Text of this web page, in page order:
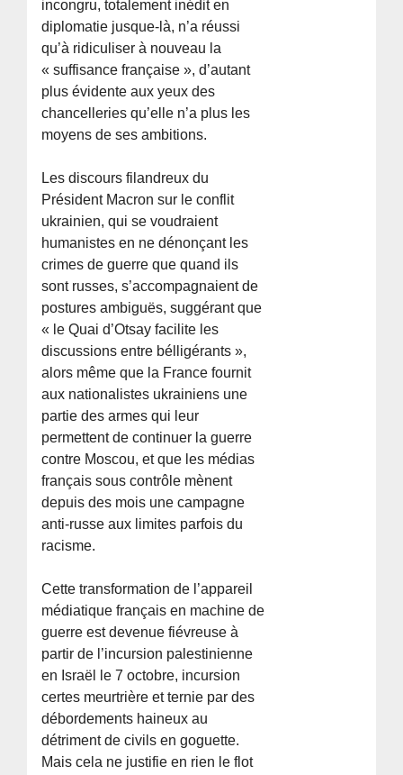
incongru, totalement inédit en
diplomatie jusque-là, n’a réussi
qu’à ridiculiser à nouveau la
« suffisance française », d’autant
plus évidente aux yeux des
chancelleries qu’elle n’a plus les
moyens de ses ambitions.
Les discours filandreux du
Président Macron sur le conflit
ukrainien, qui se voudraient
humanistes en ne dénonçant les
crimes de guerre que quand ils
sont russes, s’accompagnaient de
postures ambiguës, suggérant que
« le Quai d’Otsay facilite les
discussions entre bélligérants »,
alors même que la France fournit
aux nationalistes ukrainiens une
partie des armes qui leur
permettent de continuer la guerre
contre Moscou, et que les médias
français sous contrôle mènent
depuis des mois une campagne
anti-russe aux limites parfois du
racisme.
Cette transformation de l’appareil
médiatique français en machine de
guerre est devenue fiévreuse à
partir de l’incursion palestinienne
en Israël le 7 octobre, incursion
certes meurtrière et ternie par des
débordements haineux au
détriment de civils en goguette.
Mais cela ne justifie en rien le flot